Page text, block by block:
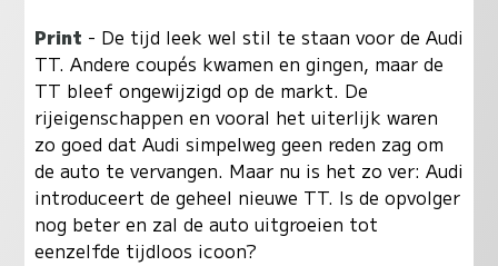
Print - De tijd leek wel stil te staan voor de Audi
TT. Andere coupés kwamen en gingen, maar de
TT bleef ongewijzigd op de markt. De
rijeigenschappen en vooral het uiterlijk waren
zo goed dat Audi simpelweg geen reden zag om
de auto te vervangen. Maar nu is het zo ver: Audi
introduceert de geheel nieuwe TT. Is de opvolger
nog beter en zal de auto uitgroeien tot
eenzelfde tijdloos icoon?